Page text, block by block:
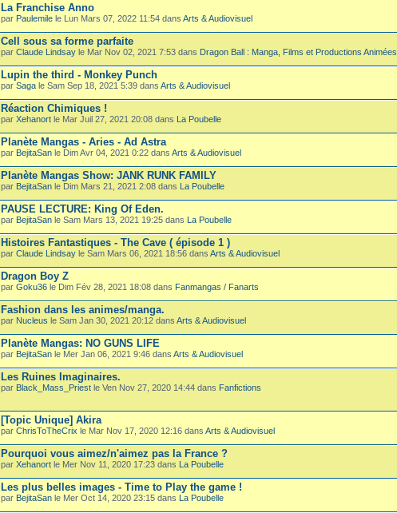
La Franchise Anno
par Paulemile le Lun Mars 07, 2022 11:54 dans Arts & Audiovisuel
Cell sous sa forme parfaite
par Claude Lindsay le Mar Nov 02, 2021 7:53 dans Dragon Ball : Manga, Films et Productions Animées
Lupin the third - Monkey Punch
par Saga le Sam Sep 18, 2021 5:39 dans Arts & Audiovisuel
Réaction Chimiques !
par Xehanort le Mar Juil 27, 2021 20:08 dans La Poubelle
Planète Mangas - Aries - Ad Astra
par BejitaSan le Dim Avr 04, 2021 0:22 dans Arts & Audiovisuel
Planète Mangas Show: JANK RUNK FAMILY
par BejitaSan le Dim Mars 21, 2021 2:08 dans La Poubelle
PAUSE LECTURE: King Of Eden.
par BejitaSan le Sam Mars 13, 2021 19:25 dans La Poubelle
Histoires Fantastiques - The Cave ( épisode 1 )
par Claude Lindsay le Sam Mars 06, 2021 18:56 dans Arts & Audiovisuel
Dragon Boy Z
par Goku36 le Dim Fév 28, 2021 18:08 dans Fanmangas / Fanarts
Fashion dans les animes/manga.
par Nucleus le Sam Jan 30, 2021 20:12 dans Arts & Audiovisuel
Planète Mangas: NO GUNS LIFE
par BejitaSan le Mer Jan 06, 2021 9:46 dans Arts & Audiovisuel
Les Ruines Imaginaires.
par Black_Mass_Priest le Ven Nov 27, 2020 14:44 dans Fanfictions
[Topic Unique] Akira
par ChrisToTheCrix le Mar Nov 17, 2020 12:16 dans Arts & Audiovisuel
Pourquoi vous aimez/n'aimez pas la France ?
par Xehanort le Mer Nov 11, 2020 17:23 dans La Poubelle
Les plus belles images - Time to Play the game !
par BejitaSan le Mer Oct 14, 2020 23:15 dans La Poubelle